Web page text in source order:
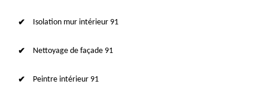
Isolation mur intérieur 91
Nettoyage de façade 91
Peintre intérieur 91